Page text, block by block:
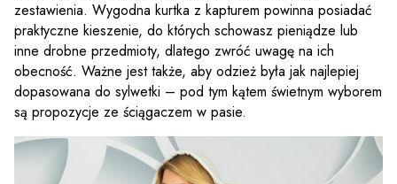
zestawienia. Wygodna kurtka z kapturem powinna posiadać
praktyczne kieszenie, do których schowasz pieniądze lub
inne drobne przedmioty, dlatego zwróć uwagę na ich
obecność. Ważne jest także, aby odzież była jak najlepiej
dopasowana do sylwetki – pod tym kątem świetnym wyborem
są propozycje ze ściągaczem w pasie.